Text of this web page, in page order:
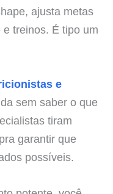
ajusta metas
treinos. É tipo um
e
sem saber o que
tiram
garantir que
possíveis.